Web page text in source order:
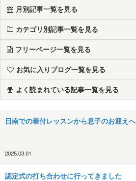
月別記事一覧を見る
カテゴリ別記事一覧を見る
フリーページ一覧を見る
お気に入りブログ一覧を見る
よく読まれている記事一覧を見る
日南での着付レッスンから息子のお迎えへ
2025.03.01
認定式の打ち合わせに行ってきました